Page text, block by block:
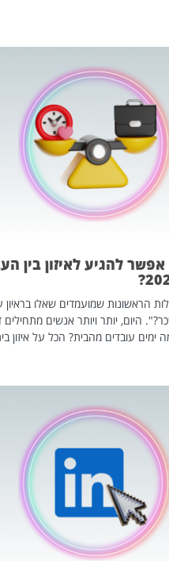
להגיע לאיזון בין
הראשונות שמועמדים שאלו בראיון
היום, יותר ויותר אנשים מתחילים
ימים עובדים מהבית? הכל על איזון